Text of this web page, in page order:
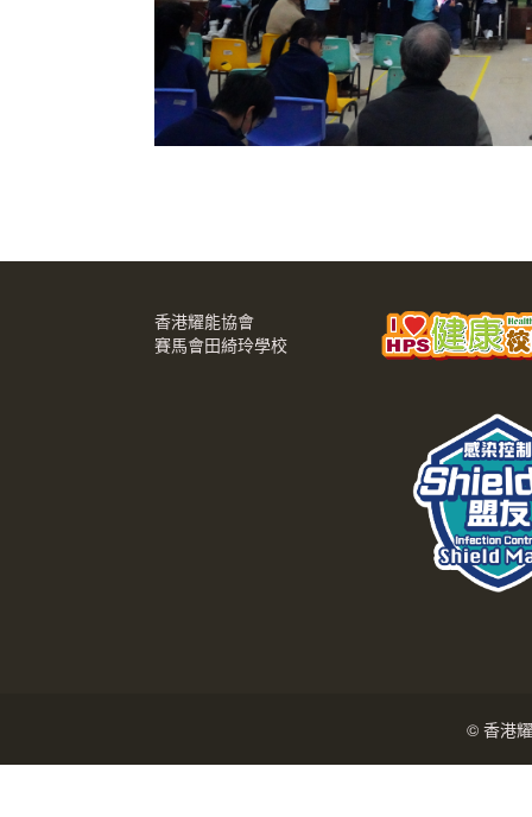
香港耀能協會
賽馬會田綺玲學校
© 香港